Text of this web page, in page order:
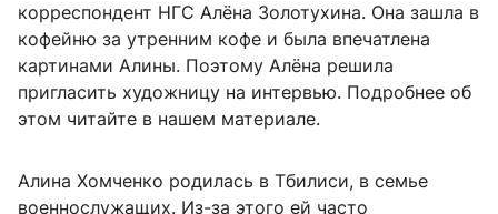
корреспондент НГС Алёна Золотухина. Она зашла в
кофейню за утренним кофе и была впечатлена
картинами Алины. Поэтому Алёна решила
пригласить художницу на интервью. Подробнее об
этом читайте в нашем материале.
Алина Хомченко родилась в Тбилиси, в семье
военнослужащих. Из-за этого ей часто